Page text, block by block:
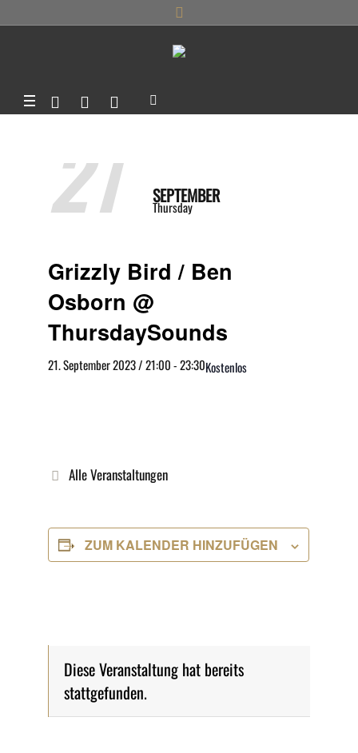
21 SEPTEMBER
Thursday
Grizzly Bird / Ben
Osborn @
ThursdaySounds
21. September 2023 / 21:00-23:30Kostenlos
Alle Veranstaltungen
ZUM KALENDER HINZUFÜGEN
Diese Veranstaltung hat bereits
stattgefunden.